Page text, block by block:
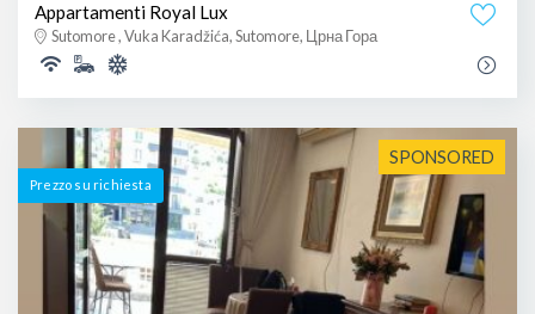
Appartamenti Royal Lux
Sutomore , Vuka Karadžića, Sutomore, Црна Гора
SPONSORED
Prezzo su richiesta